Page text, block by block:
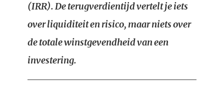
(IRR). De terugverdientijd vertelt je iets
over liquiditeit en risico, maar niets over
de totale winstgevendheid van een
investering.